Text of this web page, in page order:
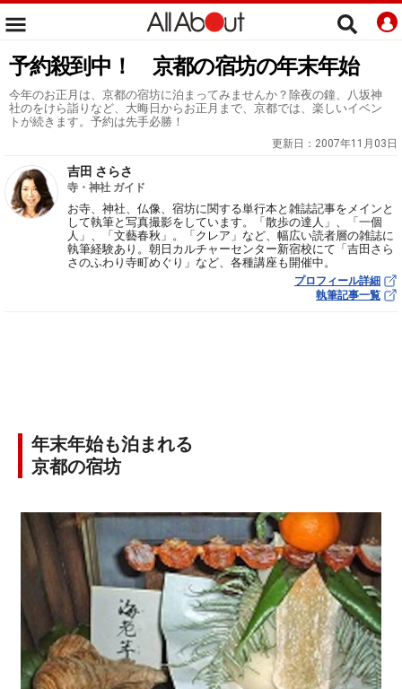
予約殺到中！ 京都の宿坊の年末年始
今年のお正月は、京都の宿坊に泊まってみませんか？除夜の鐘、八坂神
社のをけら詣りなど、大晦日からお正月まで、京都では、楽しいイベン
トが続きます。予約は先手必勝！
更新日： 2007年11月03日
吉田 さらさ
寺・神社 ガイド
お寺、神社、仏像、宿坊に関する単行本と雑誌記事をメインと
して執筆と写真撮影をしています。「散歩の達人」、「一個
人」、「文藝春秋」。「クレア」など、幅広い読者層の雑誌に
執筆経験あり。朝日カルチャーセンター新宿校にて「吉田さら
さのふわり寺町めぐり」など、各種講座も開催中。
プロフィール詳細
執筆記事一覧
年末年始も泊まれる
京都の宿坊